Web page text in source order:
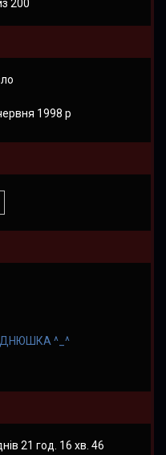
200
1998 р
ДНЮШКА ^_^
21 год. 16 хв. 46